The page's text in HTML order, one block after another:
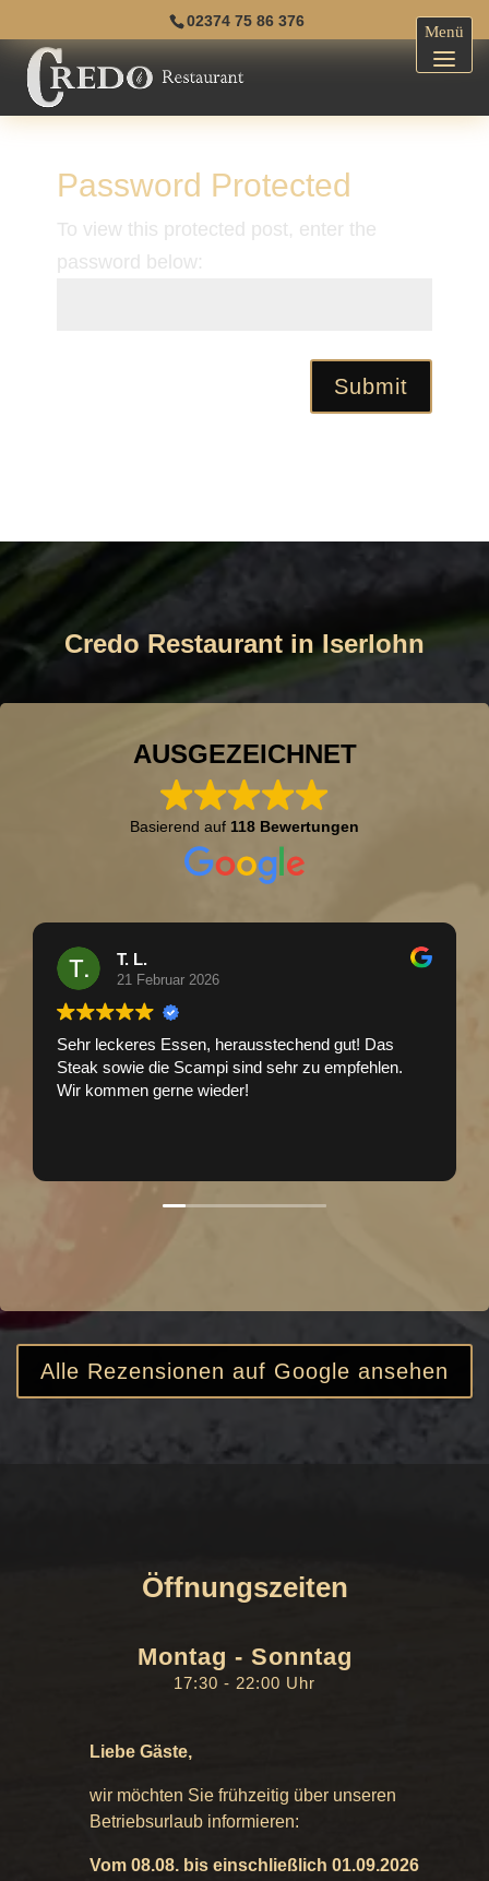
02374 75 86 376
Password Protected
To view this protected post, enter the
password below:
Submit
Credo Restaurant in Iserlohn
AUSGEZEICHNET
Basierend auf 118 Bewertungen
T. L.
21 Februar 2026
Sehr leckeres Essen, herausstechend gut! Das
Steak sowie die Scampi sind sehr zu empfehlen.
Wir kommen gerne wieder!
Alle Rezensionen auf Google ansehen
Öffnungszeiten
Montag - Sonntag
17:30 - 22:00 Uhr
Liebe Gäste,
wir möchten Sie frühzeitig über unseren
Betriebsurlaub informieren:
Vom 08.08. bis einschließlich 01.09.2026